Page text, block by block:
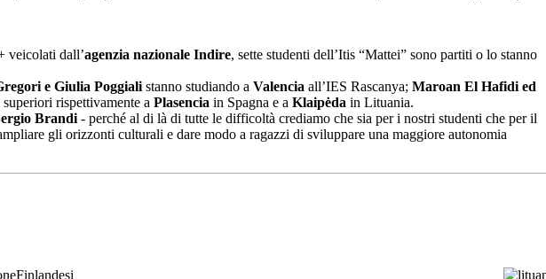
veicolati dall’agenzia nazionale Indire, sette studenti dell’Itis “Mattei” sono partiti o lo stanno
e Giulia Poggiali stanno studiando a Valencia all’IES Rascanya; Maroan El Hafidi ed
rispettivamente a Plasencia in Spagna e a Klaipėda in Lituania.
Brandi - perché al di là di tutte le difficoltà crediamo che sia per i nostri studenti che per il
gli orizzonti culturali e dare modo a ragazzi di sviluppare una maggiore autonomia